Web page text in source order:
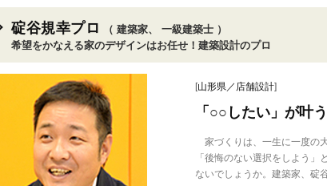
碇谷規幸プロ
（ 建築家、 一級建築士 ）
希望をかなえる家のデザインはお任せ！建築設計のプロ
[山形県／店舗設計]
「○○したい」が叶
家づくりは、一生に一度の
「後悔のない選択をしよう
ないでしょうか。建築家、碇谷